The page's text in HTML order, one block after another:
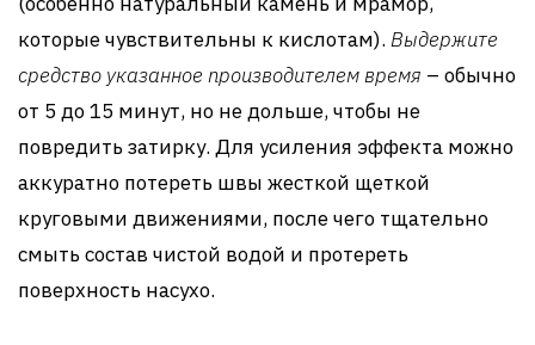
которые чувствительны к кислотам). Выдержите
средство указанное производителем время – обычно
от 5 до 15 минут, но не дольше, чтобы не
повредить затирку. Для усиления эффекта можно
аккуратно потереть швы жесткой щеткой
круговыми движениями, после чего тщательно
смыть состав чистой водой и протереть
поверхность насухо.